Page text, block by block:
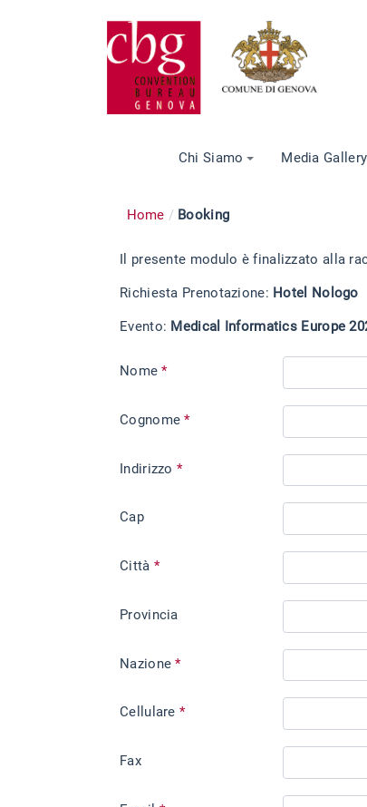
Chi Siamo Media Gallery
Home Booking
Il presente modulo è finalizzato alla
Richiesta Prenotazione: Hotel Nologo
Evento: Medical Informatics Europe
Nome *
Cognome *
Indirizzo *
Cap
Città *
Provincia
Nazione *
Cellulare *
Fax